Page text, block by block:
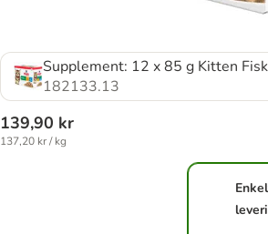
Supplement: 12 x 85 g Kitten
182133.13
139,90 kr
137,20 kr / kg